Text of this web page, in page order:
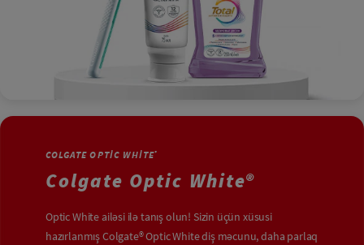
COLGATE OPTIC WHITE®
Colgate Optic White®
Optic White ailəsi ilə tanış olun! Sizin üçün xüsusi
hazırlanmış Colgate® Optic White diş məcunu, daha parlaq